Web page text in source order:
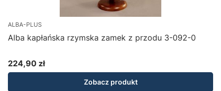
ALBA-PLUS
Alba kapłańska rzymska zamek z przodu 3-092-0
Cena
224,90 zł
Zobacz produkt